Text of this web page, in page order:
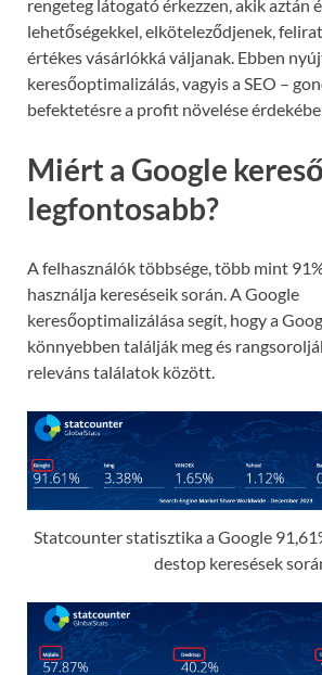
rengeteg látogató érkezzen, akik aztán
lehetőségekkel, elköteleződjenek,
értékes vásárlókká váljanak. Ebben
keresőoptimalizálás, vagyis a SEO –
befektetésre a profit növelése
Miért a Google
legfontosabb?
A felhasználók többsége, több mint
használja kereséseik során. A Google
keresőoptimalizálása segít, hogy a
könnyebben találják meg és
releváns találatok között.
Statcounter statisztika a Google
destop keresések